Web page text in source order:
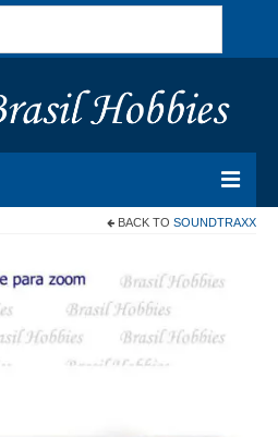
BACK TO SOUNDTRAXX